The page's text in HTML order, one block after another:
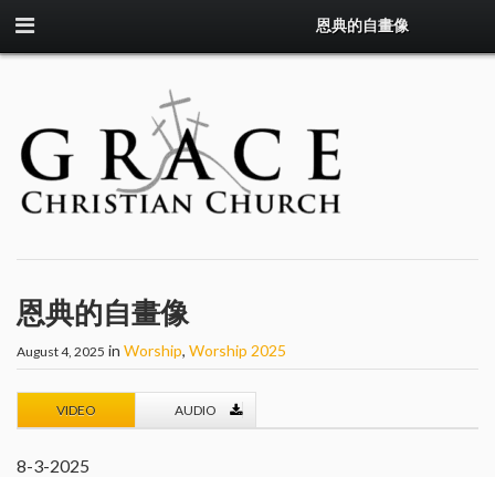
恩典的自畫像
恩典的自畫像
August 4, 2025 in Worship, Worship 2025
VIDEO AUDIO
8-3-2025